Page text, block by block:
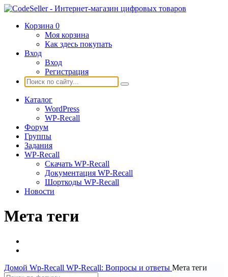
Корзина 0
Моя корзина
Как здесь покупать
Вход
Вход
Регистрация
Каталог
WordPress
WP-Recall
Форум
Группы
Задания
WP-Recall
Скачать WP-Recall
Документация WP-Recall
Шорткоды WP-Recall
Новости
Мета теги
Домой Wp-Recall WP-Recall: Вопросы и ответы Мета теги